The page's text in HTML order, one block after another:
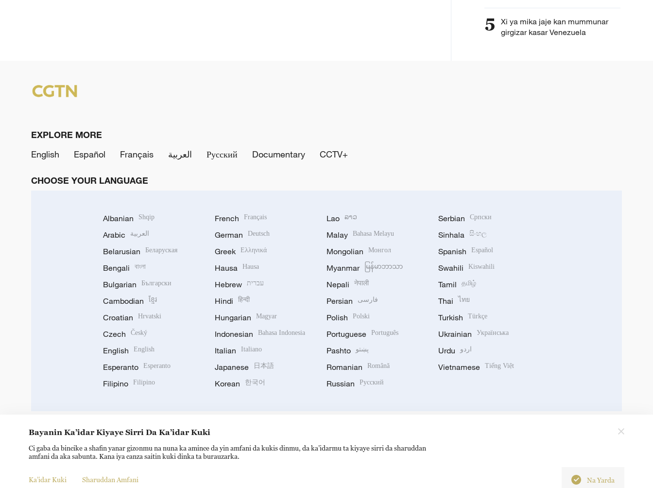
tsarin ayyukan masana’antu
5
Xi ya mika jaje kan mummunar
girgizar kasar Venezuela
EXPLORE MORE
English
Español Français العربية Русский Documentary CCTV+
CHOOSE YOUR LANGUAGE
Albanian Shqip
Arabic العربية
Belarusian Беларуская
Bengali বাংলা
Bulgarian Български
Cambodian ខ្មែរ
Croatian Hrvatski
Czech Český
English English
Esperanto Esperanto
Filipino Filipino
French Français
German Deutsch
Greek Ελληνικά
Hausa Hausa
Hebrew עברית
Hindi हिन्दी
Hungarian Magyar
Indonesian Bahasa Indonesia
Italian Italiano
Japanese 日本語
Korean 한국어
Lao ລາວ
Malay Bahasa Melayu
Mongolian Монгол
Myanmar မြန်မာဘာသာ
Nepali नेपाली
Persian فارسی
Polish Polski
Portuguese Português
Pashto پښتو
Romanian Română
Russian Русский
Serbian Српски
Sinhala සිංහල
Spanish Español
Swahili Kiswahili
Tamil தமிழ்
Thai ไทย
Turkish Türkçe
Ukrainian Українська
Urdu اردو
Vietnamese Tiếng Việt
DOWNLOAD OUR APP
Bayanin Ka’idar Kiyaye Sirri Da Ka’idar Kuki
Ci gaba da bincike a shafin yanar gizonmu na nuna ka amince da yin amfani da kukis dinmu, da ka’idarmu ta kiyaye sirri da sharuddan
amfani da aka sabunta. Kana iya canza saitin kuki dinka ta burauzarka.
Ka’idar Kuki Sharuddan Amfani Na Yarda